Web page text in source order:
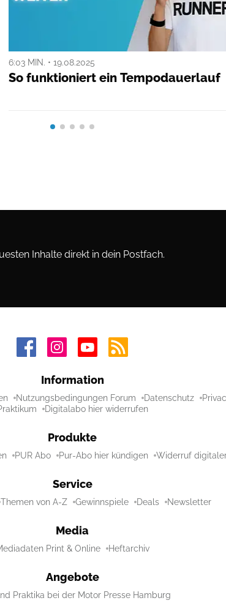
6:03 MIN. • 19.08.2025
So funktioniert ein Tempodauerlauf
Inhalte direkt in dein Postfach.
Information
Nutzungsbedingungen Forum Datenschutz
Digitalabo hier widerrufen
Produkte
PUR Abo Pur-Abo hier kündigen Widerruf
Service
Themen von A-Z Gewinnspiele Deals Newsletter
Media
Print & Online Heftarchiv
Angebote
Praktika bei der Motor Presse Hamburg